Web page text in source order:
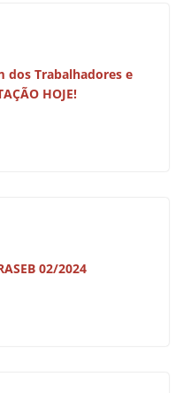
dos Trabalhadores e
HOJE!
02/2024